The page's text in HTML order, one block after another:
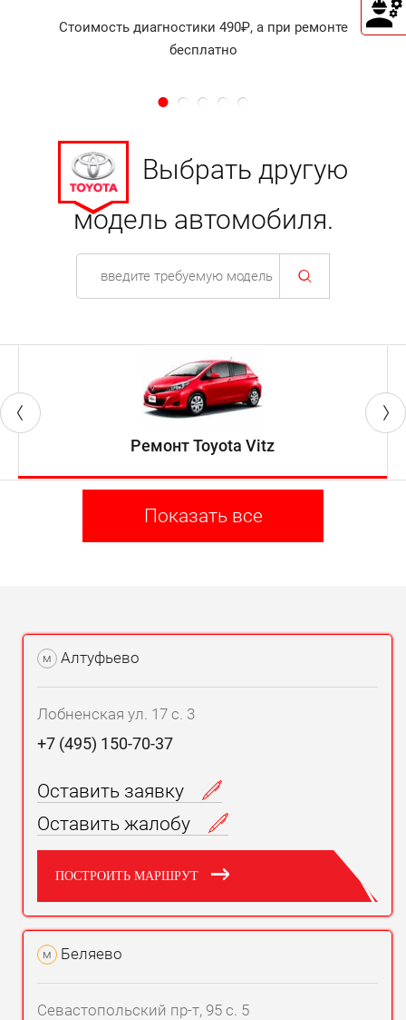
Стоимость диагностики 490₽, а при ремонте
бесплатно
Выбрать другую
модель автомобиля.
Ремонт Toyota Vitz
Показать все
м Алтуфьево
Лобненская ул. 17 с. 3
+7 (495) 150-70-37
Оставить заявку
Оставить жалобу
ПОСТРОИТЬ МАРШРУТ
м Беляево
Севастопольский пр-т, 95 с. 5